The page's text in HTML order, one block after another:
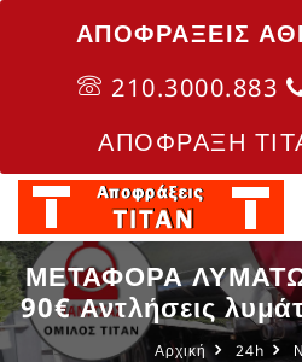
ΑΠΟΦΡΑΞΕΙΣ
210.3000.883
ΑΠΟΦΡΑΞΗ
ΜΕΤΑΦΟΡΑ
90€ Αντλήσεις
Αρχική 24h